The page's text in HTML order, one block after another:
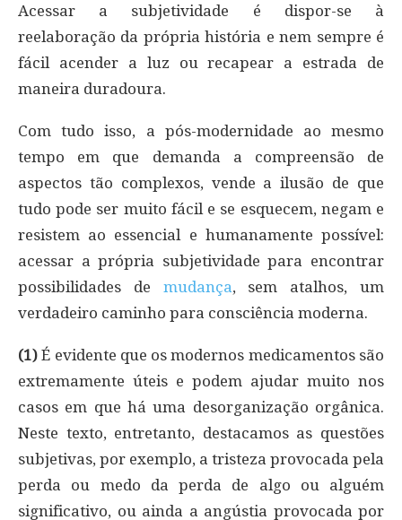
Acessar a subjetividade é dispor-se à
reelaboração da própria história e nem sempre é
fácil acender a luz ou recapear a estrada de
maneira duradoura.
Com tudo isso, a pós-modernidade ao mesmo
tempo em que demanda a compreensão de
aspectos tão complexos, vende a ilusão de que
tudo pode ser muito fácil e se esquecem, negam e
resistem ao essencial e humanamente possível:
acessar a própria subjetividade para encontrar
possibilidades de mudança, sem atalhos, um
verdadeiro caminho para consciência moderna.
(1) É evidente que os modernos medicamentos são
extremamente úteis e podem ajudar muito nos
casos em que há uma desorganização orgânica.
Neste texto, entretanto, destacamos as questões
subjetivas, por exemplo, a tristeza provocada pela
perda ou medo da perda de algo ou alguém
significativo, ou ainda a angústia provocada por